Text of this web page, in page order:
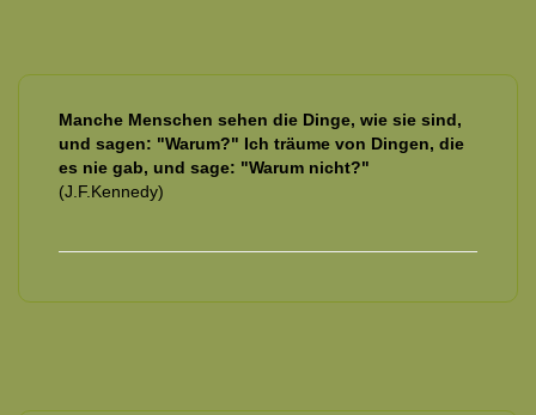
Manche Menschen sehen die Dinge, wie sie sind,
und sagen: "Warum?" Ich träume von Dingen, die
es nie gab, und sage: "Warum nicht?"
(J.F.Kennedy)